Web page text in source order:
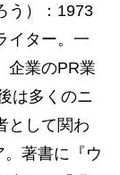
う）：1973
イター。一
企業のPR業
は多くのニ
として関わ
著書に『ウ